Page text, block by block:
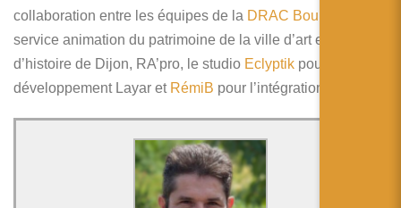
collaboration entre les équipes de la DRAC Bourgogne
service animation du patrimoine de la ville d’art et
d’histoire de Dijon, RA’pro, le studio Eclyptik pour le
développement Layar et RémiB pour l’intégration web.